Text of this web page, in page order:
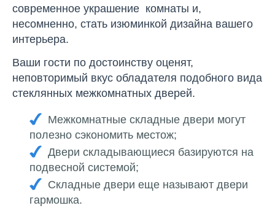
современное украшение комнаты и,
несомненно, стать изюминкой дизайна вашего
интерьера.
Ваши гости по достоинству оценят,
неповторимый вкус обладателя подобного вида
стеклянных межкомнатных дверей.
Межкомнатные складные двери могут
полезно сэкономить местож;
Двери складывающиеся базируются на
подвесной системой;
Складные двери еще называют двери
гармошка.